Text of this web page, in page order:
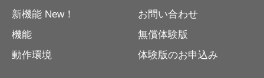
新機能 New！
機能
動作環境
お問い合わせ
無償体験版
体験版のお申込み